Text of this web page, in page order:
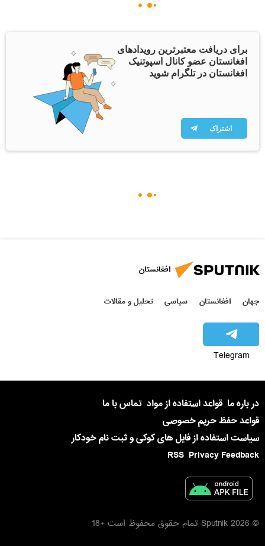
برای دریافت معتبرترین رویدادهای
افغانستان عضو کانال اسپوتنیک
افغانستان در تلگرام شوید
اشتراک
افغانستان
جهان افغانستان سیاسی تحلیل و مقالات
Telegram
در باره ما قواعد استفاده از مواد تماس با ما
قواعد حفظ حریم خصوصی
سیاست استفاده از فایل های کوکی و ثبت نام خودکار
Privacy Feedback
RSS
© 2026 Sputnik تمام حقوق محفوظ است +18